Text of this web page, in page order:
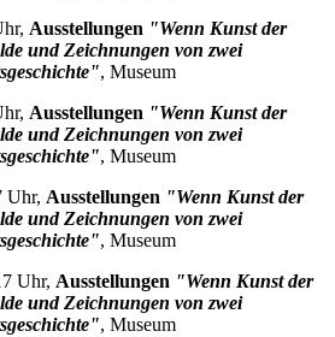
Ausstellungen "Wenn Kunst der
und Zeichnungen von zwei
, Museum
Ausstellungen "Wenn Kunst der
und Zeichnungen von zwei
, Museum
Uhr, Ausstellungen "Wenn Kunst der
und Zeichnungen von zwei
, Museum
Uhr, Ausstellungen "Wenn Kunst der
und Zeichnungen von zwei
, Museum